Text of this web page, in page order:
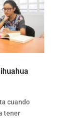
cuando
tener